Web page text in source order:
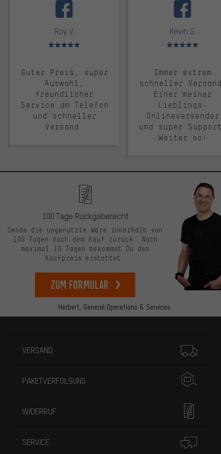
Roy V.
Bewertungen: 5 von 5
Guter Preis, super
Auswahl,
freundlicher
Service am Telefon
und schneller
Versand.
Kevin S.
Bewertungen: 5 von 5
Immer extrem
schneller
Einer meiner
Lieblings-
Onlineversender
und super
Weiter so!
Herbert, General Operations & Services
100 Tage Rückgaberecht
Sende die ungenutzte Ware innerhalb von
100 Tagen nach dem Kauf zurück. Nach
maximal 10 Tagen bekommst Du den
Kaufpreis erstattet.
zum Formular
VERSAND
PAKETVERFOLGUNG
WIDERRUF
SERVICE